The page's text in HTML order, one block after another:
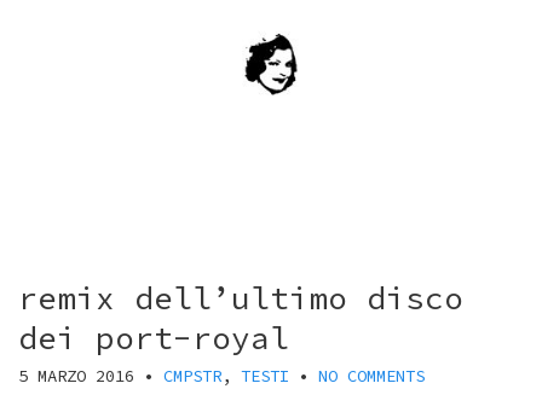
remix dell’ultimo disco
dei port-royal
5 MARZO 2016 • CMPSTR, TESTI • NO COMMENTS